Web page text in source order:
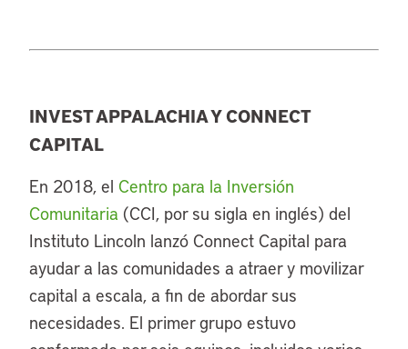
INVEST APPALACHIA Y CONNECT
CAPITAL
En 2018, el Centro para la Inversión
Comunitaria (CCI, por su sigla en inglés) del
Instituto Lincoln lanzó Connect Capital para
ayudar a las comunidades a atraer y movilizar
capital a escala, a fin de abordar sus
necesidades. El primer grupo estuvo